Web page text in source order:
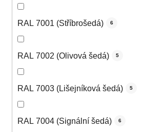
RAL 7001 (Stříbrošedá) 6
RAL 7002 (Olivová šedá) 5
RAL 7003 (Lišejníková šedá) 5
RAL 7004 (Signální šedá) 6